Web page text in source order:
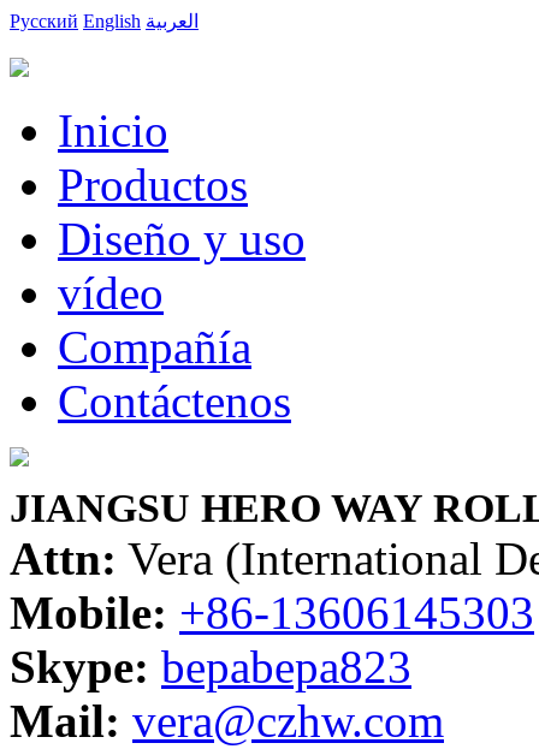
Русский English العربية
Inicio
Productos
Diseño y uso
vídeo
Compañía
Contáctenos
JIANGSU HERO WAY
Attn: Vera (International
Mobile: +86-13606145303
Skype: bepabepa823
Mail: vera@czhw.com